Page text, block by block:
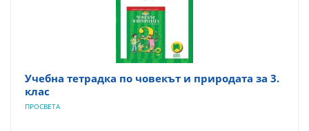
Учебна тетрадка по човекът и природата за 3.
клас
ПРОСВЕТА